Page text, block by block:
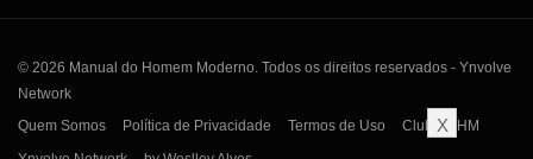
© 2026 Manual do Homem Moderno. Todos os direitos reservados - Ynvolve
Network
Quem Somos
Política de Privacidade Termos de Uso
Clube MHM
X